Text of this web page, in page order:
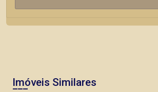
Imóveis Similares